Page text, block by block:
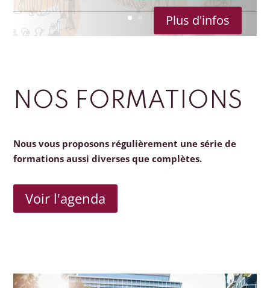
Plus d'infos
NOS FORMATIONS
Nous vous proposons régulièrement une série de
formations aussi diverses que complètes.
Voir l'agenda